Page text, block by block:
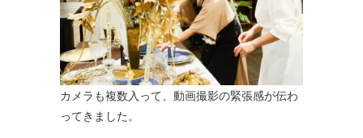
カメラも複数入って、動画撮影の緊張感が伝わ
ってきました。